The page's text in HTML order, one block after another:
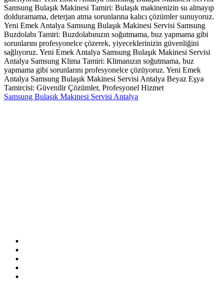
Samsung Bulaşık Makinesi Tamiri: Bulaşık makinenizin su almayıp
dolduramama, deterjan atma sorunlarına kalıcı çözümler sunuyoruz.
Yeni Emek Antalya Samsung Bulaşık Makinesi Servisi Samsung
Buzdolabı Tamiri: Buzdolabınızın soğutmama, buz yapmama gibi
sorunlarını profesyonelce çözerek, yiyeceklerinizin güvenliğini
sağlıyoruz. Yeni Emek Antalya Samsung Bulaşık Makinesi Servisi
Antalya Samsung Klima Tamiri: Klimanızın soğutmama, buz
yapmama gibi sorunlarını profesyonelce çözüyoruz. Yeni Emek
Antalya Samsung Bulaşık Makinesi Servisi Antalya Beyaz Eşya
Tamircisi: Güvenilir Çözümler, Profesyonel Hizmet
Samsung Bulaşık Makinesi Servisi Antalya